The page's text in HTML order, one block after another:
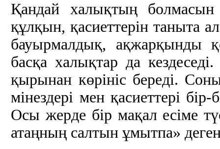
Қандай халықтың болмасын
құлқын, қасиеттерін таныта
бауырмалдық, ақжарқынды
басқа халықтар да
қырынан көрініс береді.
мінездері мен қасиеттері
Осы жерде бір мақал есіме
атаңның салтын ұмытпа»